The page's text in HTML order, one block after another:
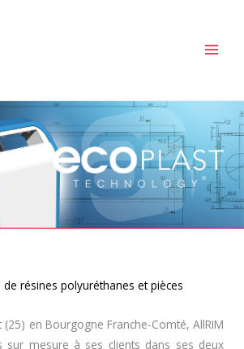
résines polyuréthanes et pièces
(25) en Bourgogne Franche-Comté, AllRIM
sur mesure à ses clients dans ses deux